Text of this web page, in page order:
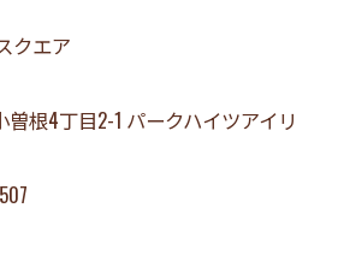
クエア
根4丁目2-1 パークハイツアイリ